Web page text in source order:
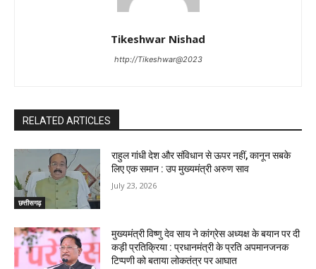
Tikeshwar Nishad
http://Tikeshwar@2023
RELATED ARTICLES
छत्तीसगढ़
राहुल गांधी देश और संविधान से ऊपर नहीं, कानून सबके
लिए एक समान : उप मुख्यमंत्री अरुण साव
July 23, 2026
मुख्यमंत्री विष्णु देव साय ने कांग्रेस अध्यक्ष के बयान पर दी
कड़ी प्रतिक्रिया : प्रधानमंत्री के प्रति अपमानजनक
टिप्पणी को बताया लोकतंत्र पर आघात